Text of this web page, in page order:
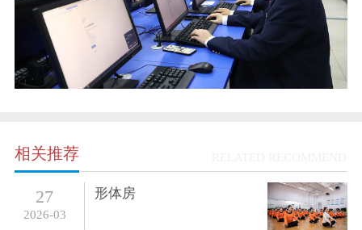
相关推荐
27
2026-03
形体房